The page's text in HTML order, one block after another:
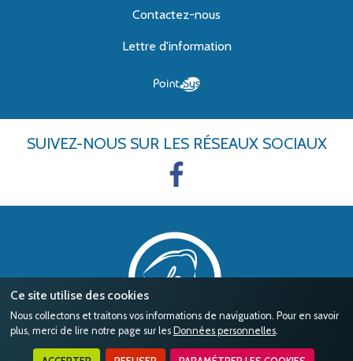
Ce site utilise des cookies
Nous collectons et traitons vos informations de naviguation. Pour en savoir
plus, merci de lire notre page sur les Données personnelles.
Contactez-nous
Lettre d'information
SUIVEZ-NOUS SUR LES RÉSEAUX SOCIAUX